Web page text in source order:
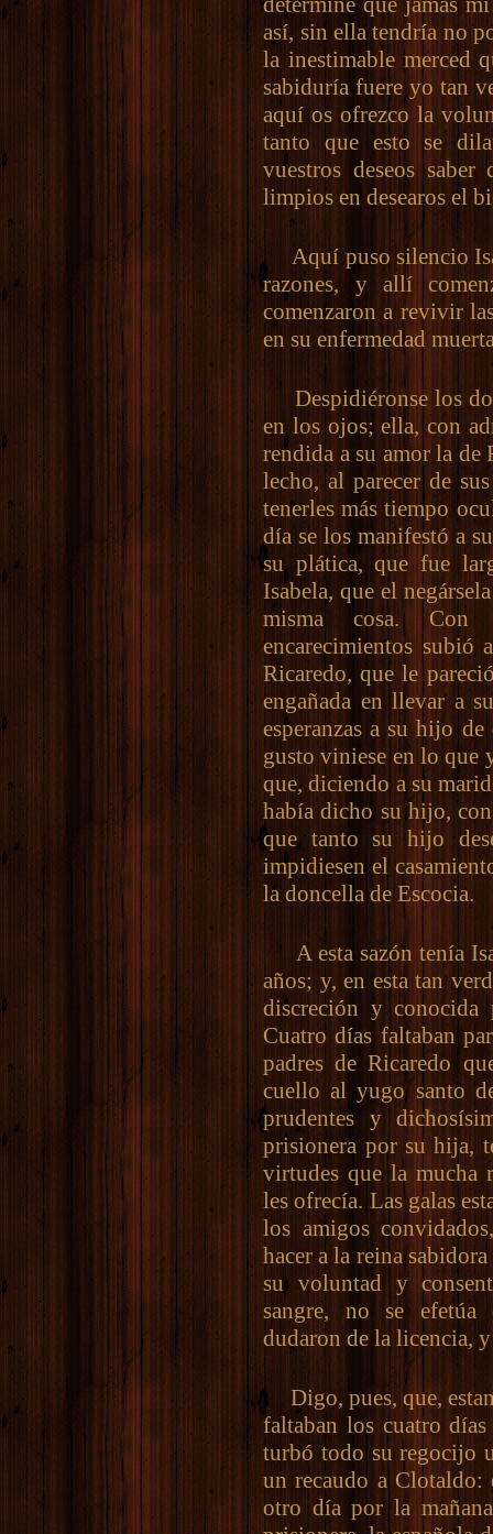
así, sin ella tendría no
la inestimable merced
sabiduría fuere yo tan
aquí os ofrezco la
tanto que esto se
vuestros deseos
limpios en desearos el
Aquí puso silencio
razones, y allí
comenzaron a revivir
en su enfermedad
Despidiéronse los
en los ojos; ella, con
rendida a su amor la de
lecho, al parecer de
tenerles más tiempo
día se los manifestó a
su plática, que fue
Isabela, que el
misma cosa. Con
encarecimientos subió
Ricaredo, que le
engañada en llevar a
esperanzas a su hijo
gusto viniese en lo que
que, diciendo a su
había dicho su hijo,
que tanto su hijo
impidiesen el
la doncella de Escocia.
A esta sazón tenía
años; y, en esta tan
discreción y conocida
Cuatro días faltaban
padres de Ricaredo
cuello al yugo santo
prudentes y
prisionera por su hija,
virtudes que la mucha
les ofrecía. Las galas
los amigos
hacer a la reina
su voluntad y
sangre, no se efetúa
dudaron de la licencia,
Digo, pues, que,
faltaban los cuatro
turbó todo su regocijo
un recaudo a Clotaldo:
otro día por la